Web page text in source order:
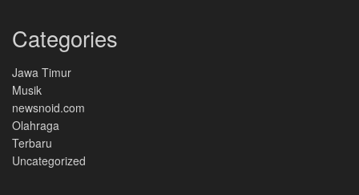
Categories
Jawa Timur
Musik
newsnoid.com
Olahraga
Terbaru
Uncategorized